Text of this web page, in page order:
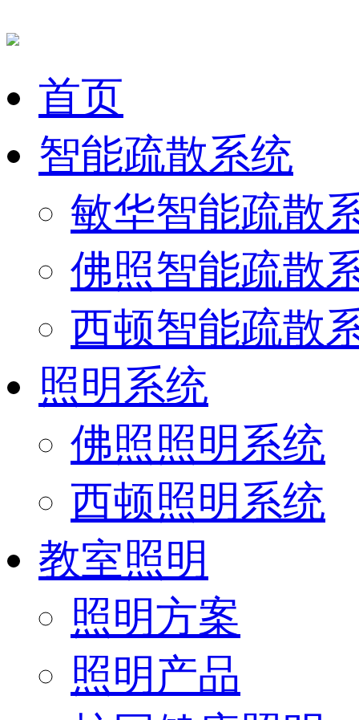
首页
智能疏散系统
敏华智能疏散
佛照智能疏散
西顿智能疏散
照明系统
佛照照明系统
西顿照明系统
教室照明
照明方案
照明产品